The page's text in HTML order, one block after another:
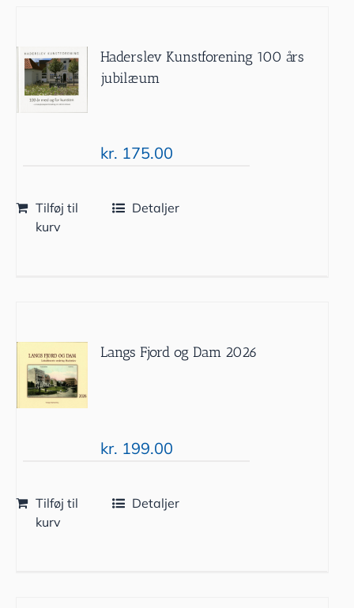
Haderslev Kunstforening 100 års
jubilæum
kr. 175.00
Tilføj til
kurv
Detaljer
Langs Fjord og Dam 2026
kr. 199.00
Tilføj til
kurv
Detaljer